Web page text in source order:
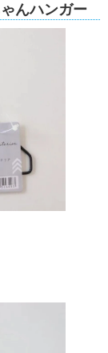
んハンガー